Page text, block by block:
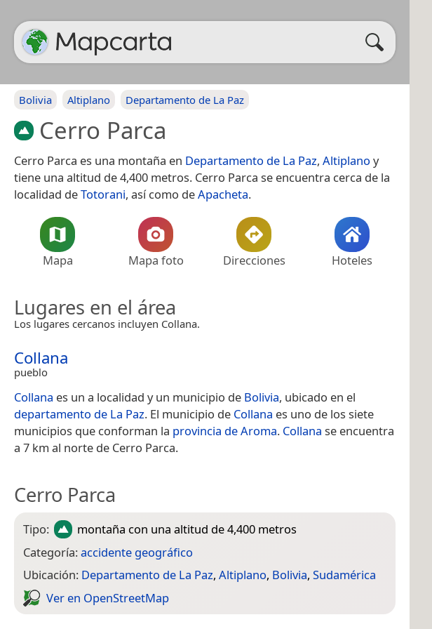
Bolivia Altiplano Departamento de La Paz
Cerro Parca
Cerro Parca es una montaña en Departamento de La Paz, Altiplano y
tiene una altitud de 4,400 metros. Cerro Parca se encuentra cerca de la
localidad deTotorani, así como deApacheta.
Mapa Mapa foto Direcciones Hoteles
Lugares en el área
Los lugares cercanos incluyen Collana.
Collana
pueblo
Collana es un a localidad y un municipio de Bolivia, ubicado en el
departamento de La Paz. El municipio de Collana es uno de los siete
municipios que conforman la provincia de Aroma. Collana se encuentra
a 7 km al norte de Cerro Parca.
Cerro Parca
Tipo: montaña con una altitud de 4,400 metros
Categoría:accidente geográfico
Ubicación: Departamento de La Paz, Altiplano, Bolivia, Sudamérica
Ver en Open­Street­Map